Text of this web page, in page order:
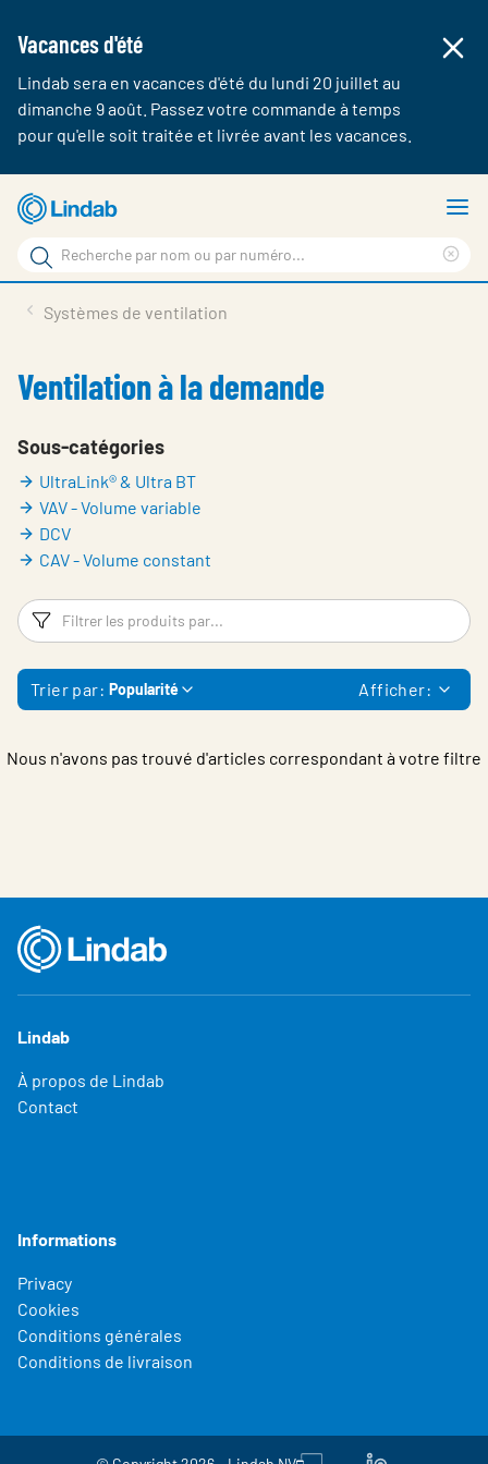
Vacances d'été
Lindab sera en vacances d'été du lundi 20 juillet au
dimanche 9 août. Passez votre commande à temps
pour qu'elle soit traitée et livrée avant les vacances.
Aller
au
contenu
principal
Rechercher
Rechercher
sur
Contact
Login
Choose languge
Belgium - French
Systèmes de ventilation
Ventilation à la demande
Sous-catégories
UltraLink® & Ultra BT
VAV - Volume variable
DCV
CAV - Volume constant
Filtres
Trier par: Popularité Afficher:
Nous n'avons pas trouvé d'articles correspondant à votre filtre
Lindab
À propos de Lindab
Contact
Informations
Privacy
Cookies
Conditions générales
Conditions de livraison